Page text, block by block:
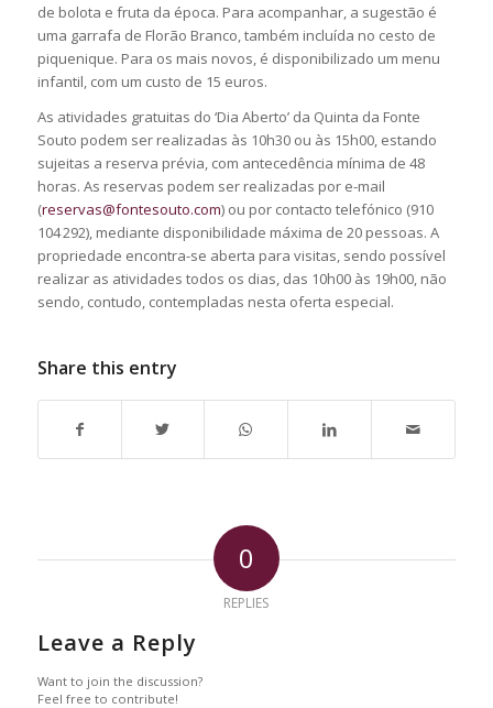
de bolota e fruta da época. Para acompanhar, a sugestão é
uma garrafa de Florão Branco, também incluída no cesto de
piquenique. Para os mais novos, é disponibilizado um menu
infantil, com um custo de 15 euros.
As atividades gratuitas do ‘Dia Aberto’ da Quinta da Fonte
Souto podem ser realizadas às 10h30 ou às 15h00, estando
sujeitas a reserva prévia, com antecedência mínima de 48
horas. As reservas podem ser realizadas por e-mail
(reservas@fontesouto.com) ou por contacto telefónico (910
104 292), mediante disponibilidade máxima de 20 pessoas. A
propriedade encontra-se aberta para visitas, sendo possível
realizar as atividades todos os dias, das 10h00 às 19h00, não
sendo, contudo, contempladas nesta oferta especial.
Share this entry
0
REPLIES
Leave a Reply
Want to join the discussion?
Feel free to contribute!